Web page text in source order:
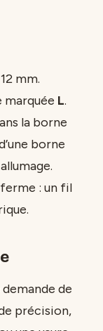
mm.
marquée L.
la borne
borne
: un fil
de
précision,